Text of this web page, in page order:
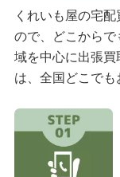
買取メ
東京マルイ
マルシン
マルゼン
ウエスタ
くれいも屋の宅
ので、どこから
域を中心に出張買
は、全国どこでも